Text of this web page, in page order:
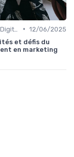
• 12/06/2025
et défis du
en marketing